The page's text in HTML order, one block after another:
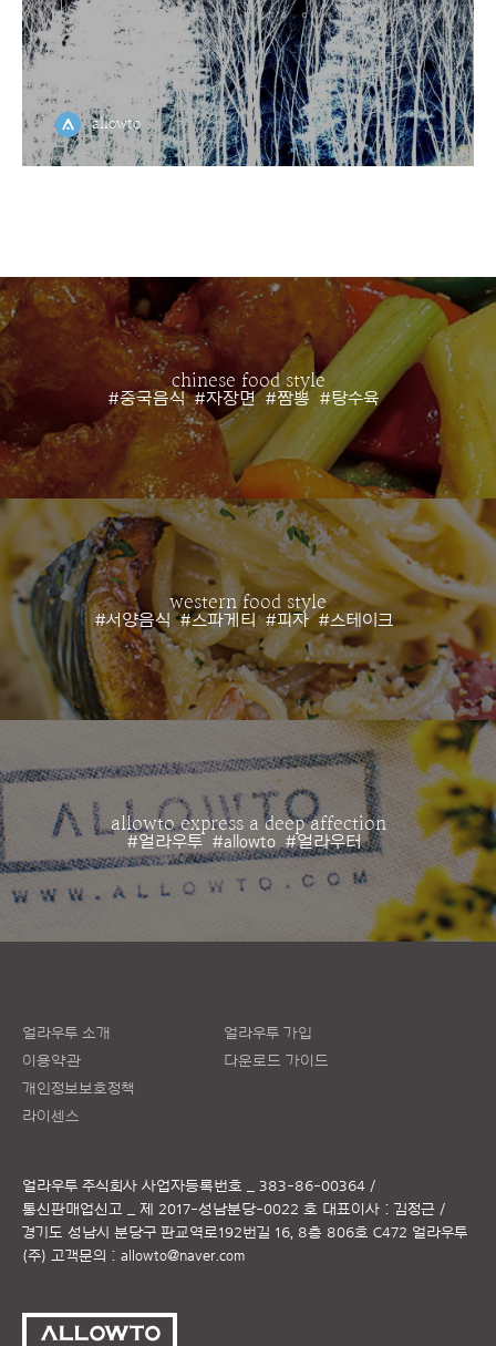
allowto
chinese food style
#중국음식 #자장면 #짬뽕 #탕수육
western food style
#서양음식 #스파게티 #피자 #스테이크
allowto express a deep affection
#얼라우투 #allowto #얼라우터
얼라우투 소개
이용약관
개인정보보호정책
라이센스
얼라우투 가입
다운로드 가이드
얼라우투 주식회사 사업자등록번호 _ 383-86-00364 /
통신판매업신고 _ 제 2017-성남분당-0022 호 대표이사 : 김정근 /
경기도 성남시 분당구 판교역로192번길 16, 8층 806호 C472 얼라우투
(주) 고객문의 : allowto@naver.com